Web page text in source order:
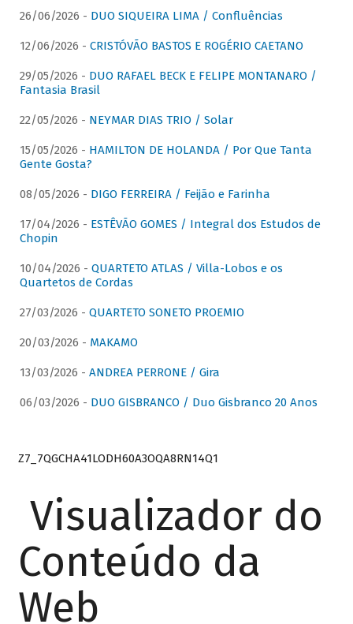
26/06/2026 - DUO SIQUEIRA LIMA / Confluências
12/06/2026 - CRISTÓVÃO BASTOS E ROGÉRIO CAETANO
29/05/2026 - DUO RAFAEL BECK E FELIPE MONTANARO /
Fantasia Brasil
22/05/2026 - NEYMAR DIAS TRIO / Solar
15/05/2026 - HAMILTON DE HOLANDA / Por Que Tanta
Gente Gosta?
08/05/2026 - DIGO FERREIRA / Feijão e Farinha
17/04/2026 - ESTÊVÃO GOMES / Integral dos Estudos de
Chopin
10/04/2026 - QUARTETO ATLAS / Villa-Lobos e os
Quartetos de Cordas
27/03/2026 - QUARTETO SONETO PROEMIO
20/03/2026 - MAKAMO
13/03/2026 - ANDREA PERRONE / Gira
06/03/2026 - DUO GISBRANCO / Duo Gisbranco 20 Anos
Z7_7QGCHA41LODH60A3OQA8RN14Q1
Visualizador do
Conteúdo da
Web